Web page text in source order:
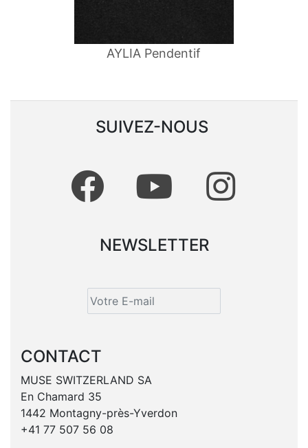
AYLIA Pendentif
SUIVEZ-NOUS
NEWSLETTER
CONTACT
MUSE SWITZERLAND SA
En Chamard 35
1442 Montagny-près-Yverdon
+41 77 507 56 08